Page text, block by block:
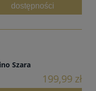
dostępności
Szara
199,99 zł